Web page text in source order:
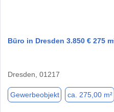
Büro in Dresden 3.850 € 275
Dresden, 01217
Gewerbeobjekt ca. 275,00 m²